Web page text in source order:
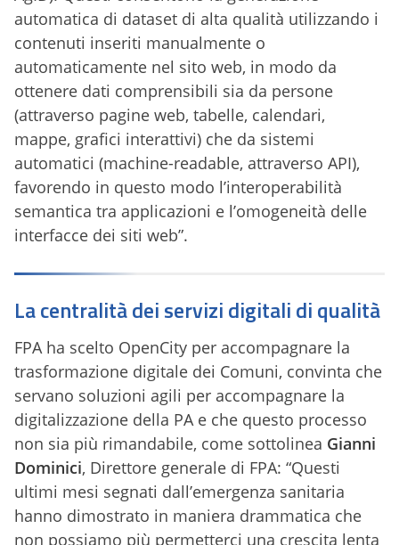
automatica di dataset di alta qualità utilizzando i
contenuti inseriti manualmente o
automaticamente nel sito web, in modo da
ottenere dati comprensibili sia da persone
(attraverso pagine web, tabelle, calendari,
mappe, grafici interattivi) che da sistemi
automatici (machine-readable, attraverso API),
favorendo in questo modo l’interoperabilità
semantica tra applicazioni e l’omogeneità delle
interfacce dei siti web”.
La centralità dei servizi digitali di qualità
FPA ha scelto OpenCity per accompagnare la
trasformazione digitale dei Comuni, convinta che
servano soluzioni agili per accompagnare la
digitalizzazione della PA e che questo processo
non sia più rimandabile, come sottolinea Gianni
Dominici, Direttore generale di FPA: “Questi
ultimi mesi segnati dall’emergenza sanitaria
hanno dimostrato in maniera drammatica che
non possiamo più permetterci una crescita lenta